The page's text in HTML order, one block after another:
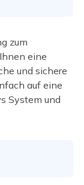
zum
eine
und sichere
auf eine
System und